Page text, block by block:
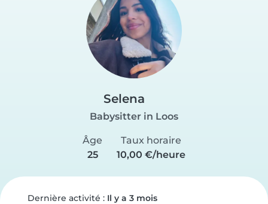
Selena
Babysitter in Loos
Âge
25
Taux horaire
10,00 €/heure
Dernière activité : Il y a 3 mois